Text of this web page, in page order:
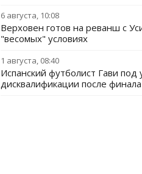
6 августа, 10:08
Верховен готов на реванш с
"весомых" условиях
1 августа, 08:40
Испанский футболист Гави под
дисквалификации после